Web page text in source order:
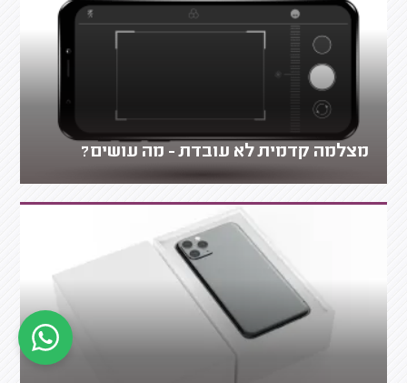
מצלמה קדמית לא עובדת - מה עושים?